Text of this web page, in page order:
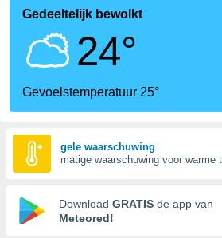
door
verstrekte
hoge
hebt de
voor
op basis
Gedeeltelijk bewolkt
24°
Gevoelstemperatuur 25°
gele waarschuwing
matige waarschuwing voor warme
Download GRATIS de app van
Meteored!